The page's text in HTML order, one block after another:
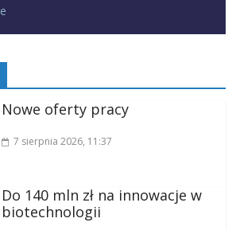
Nowe oferty pracy
7 sierpnia 2026, 11:37
Do 140 mln zł na innowacje w
biotechnologii